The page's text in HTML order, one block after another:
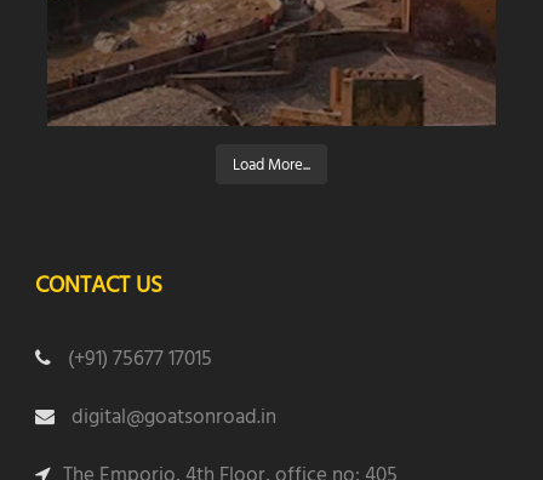
Load More...
CONTACT US
(+91) 75677 17015
digital@goatsonroad.in
The Emporio, 4th Floor, office no: 405